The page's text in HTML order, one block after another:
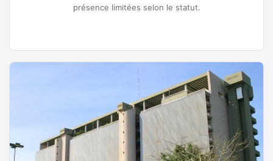
présence limitées selon le statut.